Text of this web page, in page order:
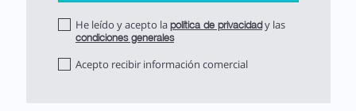
He leído y acepto lapolítica de privacidady las
condiciones generales
Acepto recibir información comercial